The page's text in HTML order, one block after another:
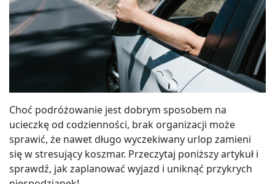
Choć podróżowanie jest dobrym sposobem na
ucieczkę od codzienności, brak organizacji może
sprawić, że nawet długo wyczekiwany urlop zamieni
się w stresujący koszmar. Przeczytaj poniższy artykuł i
sprawdź, jak zaplanować wyjazd i uniknąć przykrych